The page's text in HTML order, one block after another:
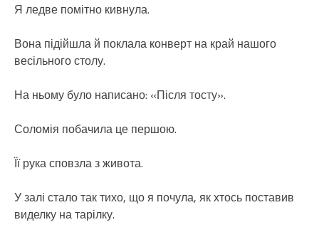
Я ледве помітно кивнула.
Вона підійшла й поклала конверт на край нашого
весільного столу.
На ньому було написано: «Після тосту».
Соломія побачила це першою.
Її рука сповзла з живота.
У залі стало так тихо, що я почула, як хтось поставив
виделку на тарілку.